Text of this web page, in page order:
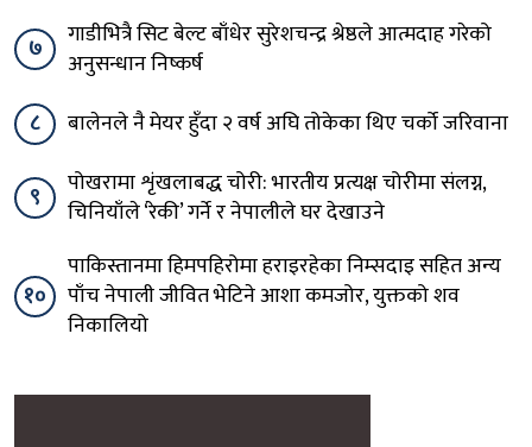
७
गाडीभित्रै सिट बेल्ट बाँधेर सुरेशचन्द्र श्रेष्ठले आत्मदाह गरेको
अनुसन्धान निष्कर्ष
८
बालेनले नै मेयर हुँदा २ वर्ष अघि तोकेका थिए चर्को जरिवाना
९
पोखरामा शृंखलाबद्ध चोरी: भारतीय प्रत्यक्ष चोरीमा संलग्न,
चिनियाँले ‘रेकी’ गर्ने र नेपालीले घर देखाउने
१०
पाकिस्तानमा हिमपहिरोमा हराइरहेका निम्सदाइ सहित अन्य
पाँच नेपाली जीवित भेटिने आशा कमजोर, युक्तको शव
निकालियो